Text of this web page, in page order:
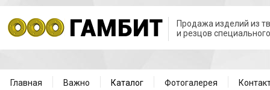
Продажа изделий из
и резцов
Главная Важно Каталог Фотогалерея